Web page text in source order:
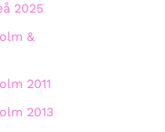
2025
&
2011
2013